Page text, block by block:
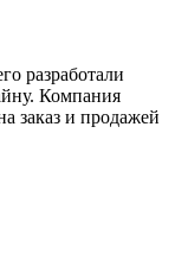
разработали
Компания
заказ и продажей